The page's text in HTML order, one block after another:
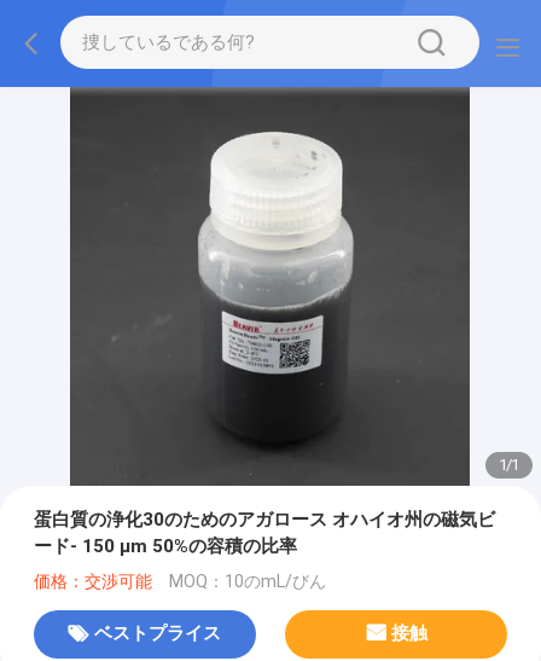
1/1
蛋白質の浄化30のためのアガロース オハイオ州の磁気ビ
ード- 150 μm 50%の容積の比率
価格：交渉可能 MOQ：10のmL/びん
ベストプライス 接触